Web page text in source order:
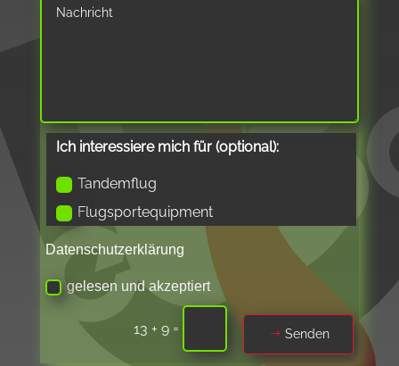
Ich interessiere mich für (optional):
Tandemflug
Flugsportequipment
Datenschutzerklärung
gelesen und akzeptiert
13 + 9 = Senden